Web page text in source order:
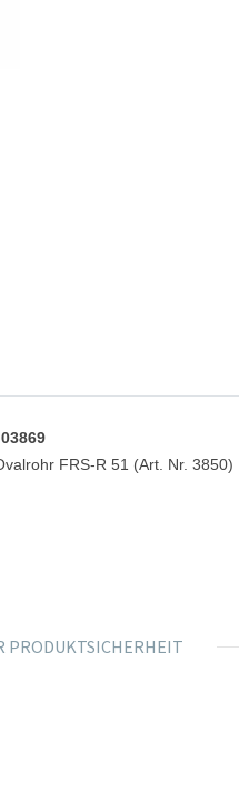
FRS-R 51 (Art. Nr. 3850)
PRODUKTSICHERHEIT